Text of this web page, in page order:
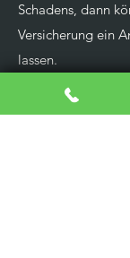
Schadens, dann
Versicherung ein
lassen.